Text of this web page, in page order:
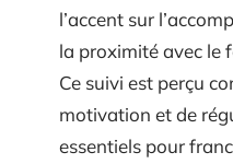
l’accent sur
la proximité avec le
Ce suivi est perçu
motivation et de
essentiels pour